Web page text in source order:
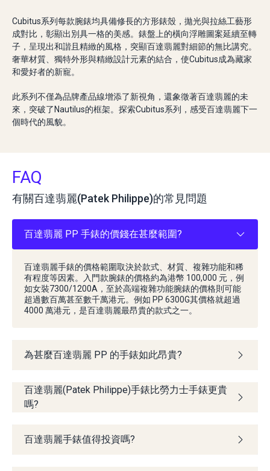
Cubitus系列每款腕錶均具備修長的方形錶殼，拋光與拉絲工藝形
成對比，彰顯出別具一格的美感。錶盤上的橫向浮雕圖案延續至轉
子，呈現出和諧且精緻的風格，突顯百達翡麗對細節的無比講究。
奢華材質、獨特外形與精緻設計元素的結合，使Cubitus成為藏家
和愛好者的新寵。
此系列不僅為品牌產品線增添了新視角，還象徵著百達翡麗的未
來，突破了Nautilus的框架。探索Cubitus系列，感受百達翡麗下一
個時代的風貌。
FAQ
有關百達翡麗(Patek Philippe)的常見問題
百達翡麗 PP 手錶的價錢在甚麼範圍?
百達翡麗手錶的價格範圍取決於款式、材質、複雜功能和稀
有程度等因素。入門款腕錶的價格約為港幣 100,000 元，例
如女裝7300/1200A，至於高端複雜功能腕錶的價格則可能
超過數百萬甚至數千萬港元。例如 PP 6300G其價格就超過
4000 萬港元，是百達翡麗最昂貴的款式之一。
為甚麼百達翡麗 PP 的手錶如此昂貴?
百達翡麗(Patek Philippe)手錶比勞力士手錶更貴
嗎?
百達翡麗手錶值得投資嗎?